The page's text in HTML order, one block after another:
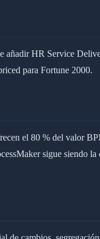
HR Service
para Fortune 2000.
el 80 % del valor
sigue siendo